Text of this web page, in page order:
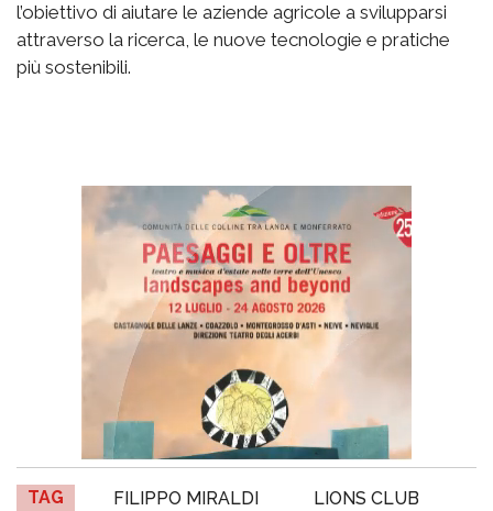
l’obiettivo di aiutare le aziende agricole a svilupparsi
attraverso la ricerca, le nuove tecnologie e pratiche
più sostenibili.
TAG FILIPPO MIRALDI LIONS CLUB